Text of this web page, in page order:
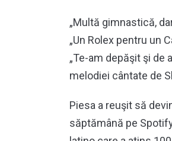
„Multă gimnastică,
„Un Rolex pentru un
„Te-am depăşit şi de
melodiei cântate de
Piesa a reuşit să
săptămână pe